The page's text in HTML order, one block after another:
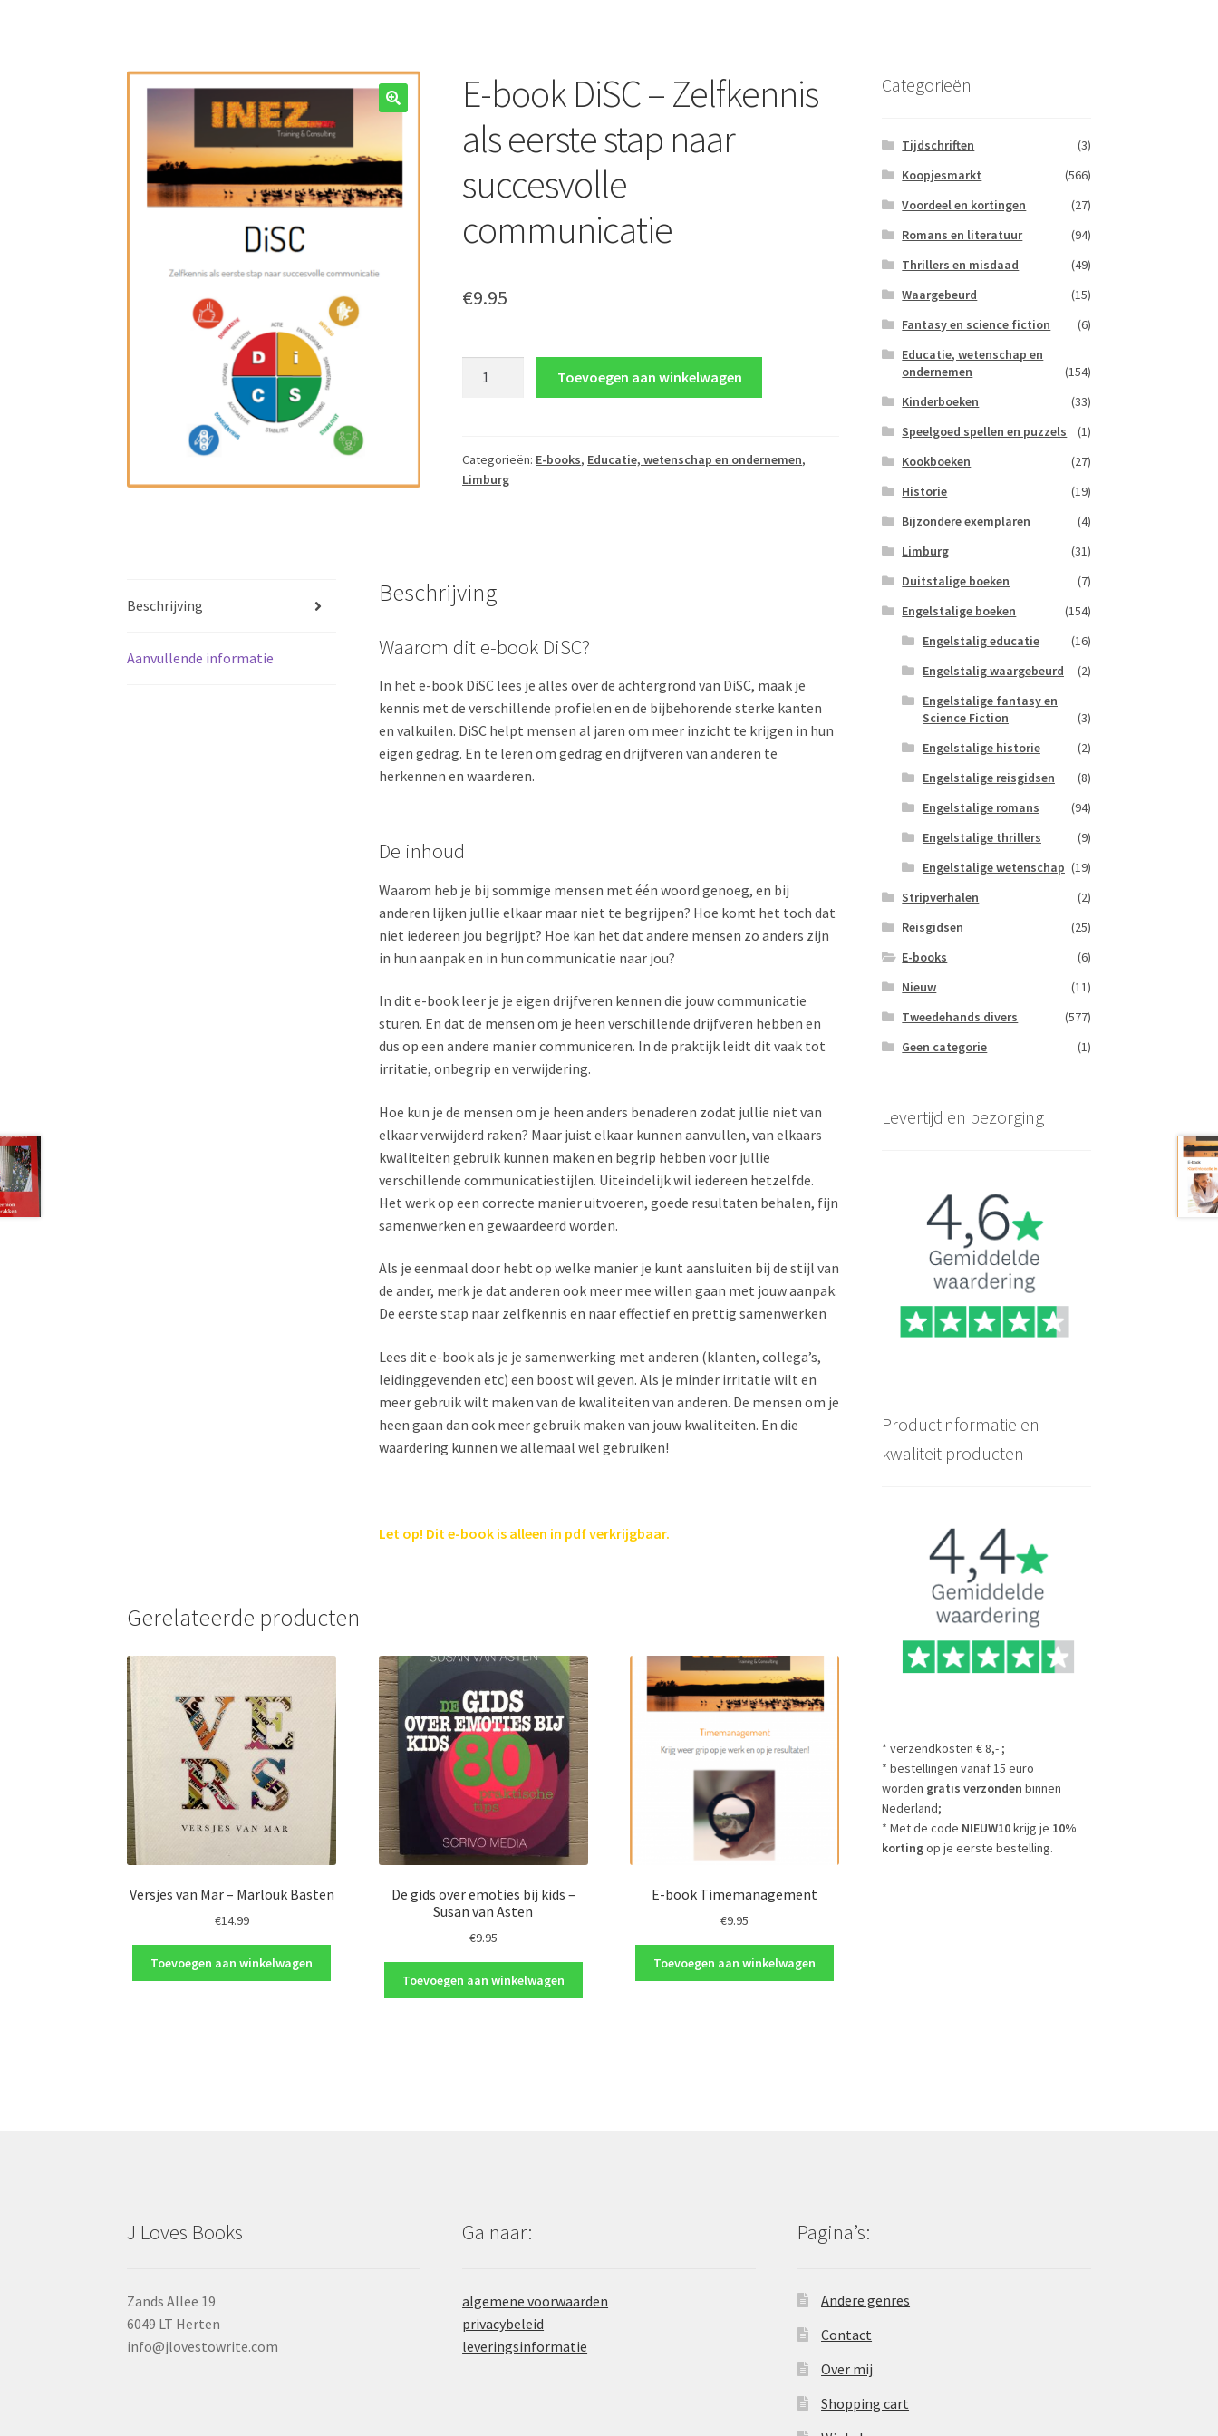
E-book DiSC – Zelfkennis
als eerste stap naar
succesvolle
communicatie
€9.95
Zelfkennis
als
communicatie
Toevoegen aan winkelwagen
Categorieën: E-books, Educatie, wetenschap en ondernemen,
Limburg
Beschrijving
Aanvullende informatie
Beschrijving
Waarom dit e-book DiSC?
In het e-book DiSC lees je alles over de achtergrond van DiSC, maak je
kennis met de verschillende profielen en de bijbehorende sterke kanten
en valkuilen. DiSC helpt mensen al jaren om meer inzicht te krijgen in hun
eigen gedrag. En te leren om gedrag en drijfveren van anderen te
herkennen en waarderen.
De inhoud
Waarom heb je bij sommige mensen met één woord genoeg, en bij
anderen lijken jullie elkaar maar niet te begrijpen? Hoe komt het toch dat
niet iedereen jou begrijpt? Hoe kan het dat andere mensen zo anders zijn
in hun aanpak en in hun communicatie naar jou?
In dit e-book leer je je eigen drijfveren kennen die jouw communicatie
sturen. En dat de mensen om je heen verschillende drijfveren hebben en
dus op een andere manier communiceren. In de praktijk leidt dit vaak tot
irritatie, onbegrip en verwijdering.
Hoe kun je de mensen om je heen anders benaderen zodat jullie niet van
elkaar verwijderd raken? Maar juist elkaar kunnen aanvullen, van elkaars
kwaliteiten gebruik kunnen maken en begrip hebben voor jullie
verschillende communicatiestijlen. Uiteindelijk wil iedereen hetzelfde.
Het werk op een correcte manier uitvoeren, goede resultaten behalen, fijn
samenwerken en gewaardeerd worden.
Als je eenmaal door hebt op welke manier je kunt aansluiten bij de stijl van
de ander, merk je dat anderen ook meer mee willen gaan met jouw aanpak.
De eerste stap naar zelfkennis en naar effectief en prettig samenwerken
Lees dit e-book als je je samenwerking met anderen (klanten, collega’s,
leidinggevenden etc) een boost wil geven. Als je minder irritatie wilt en
meer gebruik wilt maken van de kwaliteiten van anderen. De mensen om je
heen gaan dan ook meer gebruik maken van jouw kwaliteiten. En die
waardering kunnen we allemaal wel gebruiken!
Let op! Dit e-book is alleen in pdf verkrijgbaar.
Gerelateerde producten
Versjes van Mar – Marlouk Basten
€14.99
Toevoegen aan winkelwagen
De gids over emoties bij kids –
Susan van Asten
€9.95
Toevoegen aan winkelwagen
E-book Timemanagement
€9.95
Toevoegen aan winkelwagen
Categorieën
Tijdschriften
(3)
Koopjesmarkt
(566)
Voordeel en kortingen
(27)
Romans en literatuur
(94)
Thrillers en misdaad
(49)
Waargebeurd
(15)
Fantasy en science fiction
(6)
Educatie, wetenschap en
ondernemen
(154)
Kinderboeken
(33)
Speelgoed spellen en puzzels
(1)
Kookboeken
(27)
Historie
(19)
Bijzondere exemplaren
(4)
Limburg
(31)
Duitstalige boeken
(7)
Engelstalige boeken
(154)
Engelstalig educatie
(16)
Engelstalig waargebeurd
(2)
Engelstalige fantasy en
Science Fiction
(3)
Engelstalige historie
(2)
Engelstalige reisgidsen
(8)
Engelstalige romans
(94)
Engelstalige thrillers
(9)
Engelstalige wetenschap (19)
Stripverhalen
(2)
Reisgidsen
(25)
E-books
(6)
Nieuw
(11)
Tweedehands divers
(577)
Geen categorie
(1)
Levertijd en bezorging
Productinformatie en
kwaliteit producten
* verzendkosten € 8,- ;
* bestellingen vanaf 15 euro
worden gratis verzonden binnen
Nederland;
* Met de code NIEUW10krijg je 10%
kortingop je eerste bestelling.
J Loves Books
Zands Allee 19
6049 LT Herten
info@jlovestowrite.com
Ga naar:
algemene voorwaarden
privacybeleid
leveringsinformatie
Pagina’s:
Andere genres
Contact
Over mij
Shopping cart